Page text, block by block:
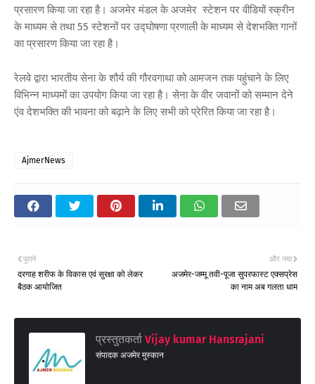
प्रसारण किया जा रहा है। अजमेर मंडल के अजमेर स्टेशन पर वीडियों स्क्रीन
के माध्यम से तथा 55 स्टेशनों पर उद्घोषणा प्रणाली के माध्यम से देशभक्ति गानों
का प्रसारण किया जा रहा है।
रेलवे द्वारा भारतीय सेना के शौर्य की गौरवगाथा को आमजन तक पहुंचाने के लिए
विभिन्न माध्यमों का उपयोग किया जा रहा है। सेना के वीर जवानों को सम्मान देने
एंव देशभक्ति की भावना को बढ़ाने के लिए सभी को प्रेरित किया जा रहा है।
AjmerNews
और नया
अजमेर-जम्मू तवी-पूजा सुपरफास्ट एक्सप्रेस
का नाम अब गलता धाम
पुराने
दरगाह शरीफ के विकास एवं सुरक्षा को लेकर
बैठक आयोजित
प्रस्तुतकर्ता Vijay kumar Hansrajani
संपादक अजमेर मुस्कान